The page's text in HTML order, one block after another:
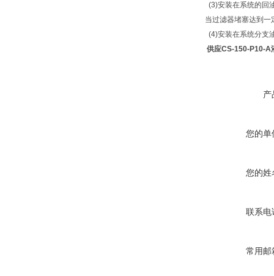
(3)安装在系统的回
当过滤器堵塞达到
(4)安装在系统分支
供应CS-150-P10-A
产
您的单
您的姓
联系电
常用邮